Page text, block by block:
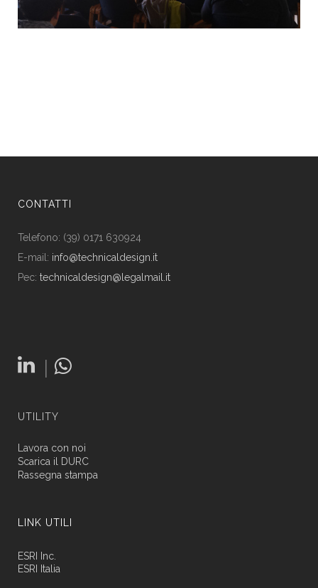
CONTATTI
Telefono: (39) 0171 630924
E-mail: info@technicaldesign.it
Pec: technicaldesign@legalmail.it
|
UTILITY
Lavora con noi
Scarica il DURC
Rassegna stampa
LINK UTILI
ESRI Inc.
ESRI Italia